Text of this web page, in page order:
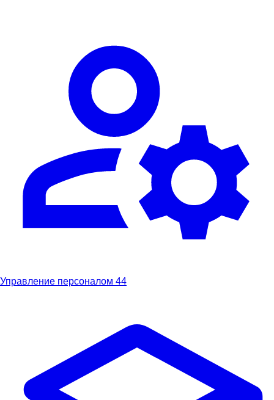
Управление персоналом 44